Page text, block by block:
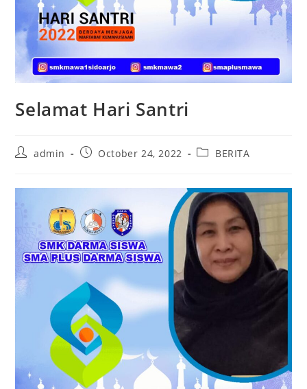
Selamat Hari Santri
Postadmin
PostOctober 24, 2022
PostBERITA